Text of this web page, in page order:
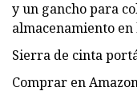
y un gancho para
almacenamiento
Sierra de cinta
Comprar en